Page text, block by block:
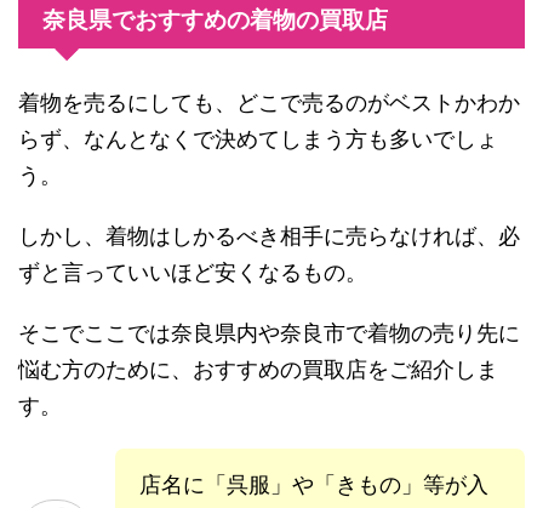
奈良県でおすすめの着物の買取店
着物を売るにしても、どこで売るのがベストかわか
らず、なんとなくで決めてしまう方も多いでしょ
う。
しかし、着物はしかるべき相手に売らなければ、必
ずと言っていいほど安くなるもの。
そこでここでは奈良県内や奈良市で着物の売り先に
悩む方のために、おすすめの買取店をご紹介しま
す。
店名に「呉服」や「きもの」等が入